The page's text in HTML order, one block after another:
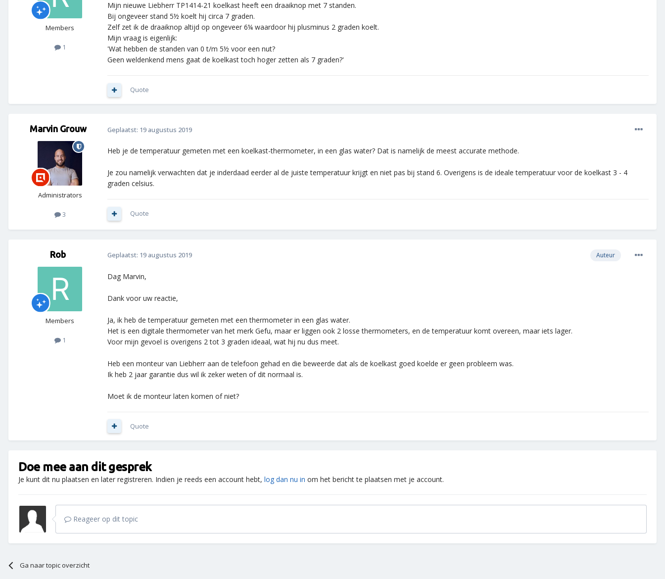
Members
1
Mijn nieuwe Liebherr TP1414-21 koelkast heeft een draaiknop met 7 standen.
Bij ongeveer stand 5½ koelt hij circa 7 graden.
Zelf zet ik de draaiknop altijd op ongeveer 6¼ waardoor hij plusminus 2 graden koelt.
Mijn vraag is eigenlijk:
'Wat hebben de standen van 0 t/m 5½ voor een nut?
Geen weldenkend mens gaat de koelkast toch hoger zetten als 7 graden?'
Quote
Marvin Grouw
Administrators
3
Geplaatst: 19 augustus 2019
Heb je de temperatuur gemeten met een koelkast-thermometer, in een glas water? Dat is namelijk de meest accurate methode.
Je zou namelijk verwachten dat je inderdaad eerder al de juiste temperatuur krijgt en niet pas bij stand 6. Overigens is de ideale temperatuur voor de koelkast 3 - 4
graden celsius.
Quote
Rob
Members
1
Auteur
Geplaatst: 19 augustus 2019
Dag Marvin,
Dank voor uw reactie,
Ja, ik heb de temperatuur gemeten met een thermometer in een glas water.
Het is een digitale thermometer van het merk Gefu, maar er liggen ook 2 losse thermometers, en de temperatuur komt overeen, maar iets lager.
Voor mijn gevoel is overigens 2 tot 3 graden ideaal, wat hij nu dus meet.
Heb een monteur van Liebherr aan de telefoon gehad en die beweerde dat als de koelkast goed koelde er geen probleem was.
Ik heb 2 jaar garantie dus wil ik zeker weten of dit normaal is.
Moet ik de monteur laten komen of niet?
Quote
Doe mee aan dit gesprek
Je kunt dit nu plaatsen en later registreren. Indien je reeds een account hebt, log dan nu in om het bericht te plaatsen met je account.
Reageer op dit topic
Ga naar topic overzicht